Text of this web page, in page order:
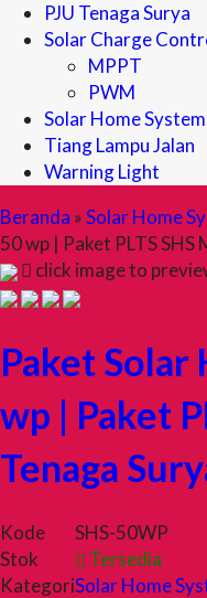
PJU Tenaga Surya
Solar Charge
MPPT
PWM
Solar Home System
Tiang Lampu Jalan
Warning Light
Beranda »Solar Home
50 wp | Paket PLTS SHS
click image to
Paket Solar
wp | Paket
Tenaga
Kode
SHS-50WP
Stok
Tersedia
KategoriSolar Home